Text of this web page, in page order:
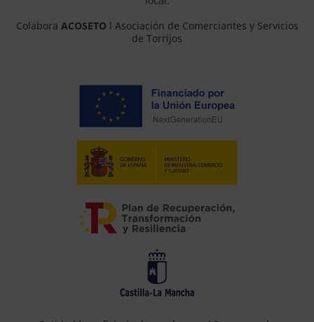
Colabora ACOSETO l Asociación de Comerciantes y Servicios
de Torrijos